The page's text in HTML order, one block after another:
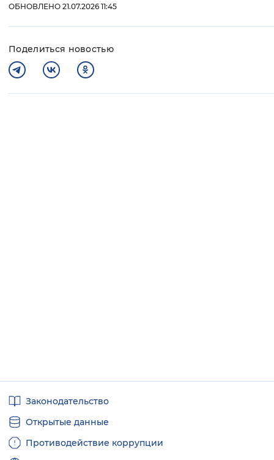
ОБНОВЛЕНО 21.07.2026 11:45
Поделиться новостью
ссылкиЗаконодательство
Открытые данные
Противодействие коррупции